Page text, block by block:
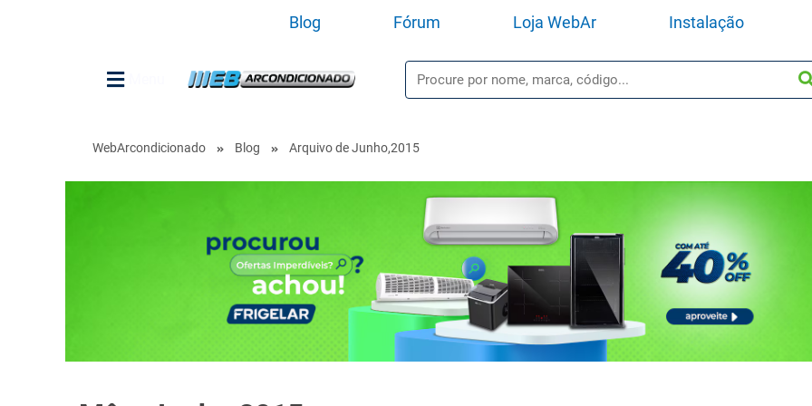
Blog Fórum Loja WebAr Instalação
WebArcondicionado Blog Arquivo de Junho,2015